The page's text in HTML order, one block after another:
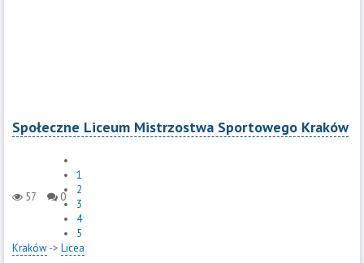
Społeczne Liceum Mistrzostwa Sportowego Kraków
57 0
1
2
3
4
5
Kraków-> Licea